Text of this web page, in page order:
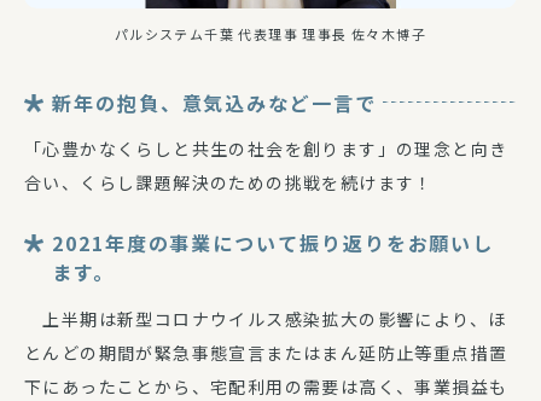
パルシステム千葉 代表理事 理事長 佐々木博子
新年の抱負、意気込みなど一言で
「心豊かなくらしと共生の社会を創ります」の理念と向き
合い、くらし課題解決のための挑戦を続けます！
2021年度の事業について振り返りをお願いし
ます。
上半期は新型コロナウイルス感染拡大の影響により、ほ
とんどの期間が緊急事態宣言またはまん延防止等重点措置
下にあったことから、宅配利用の需要は高く、事業損益も